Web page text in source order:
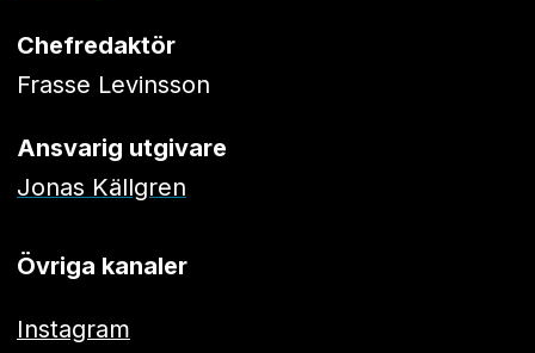
Chefredaktör
Frasse Levinsson
Ansvarig utgivare
Jonas Källgren
Övriga kanaler
Instagram